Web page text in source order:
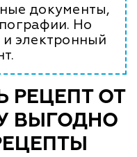
документы,
Но
электронный
РЕЦЕПТ ОТ
ВЫГОДНО